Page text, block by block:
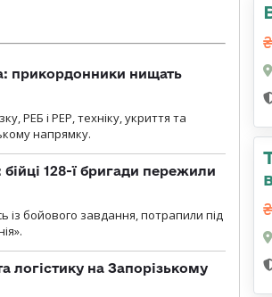
прикордонники нищать
РЕБ і РЕР, техніку, укриття та
напрямку.
128-ї бригади пережили
із бойового завдання, потрапили під
логістику на Запорізькому